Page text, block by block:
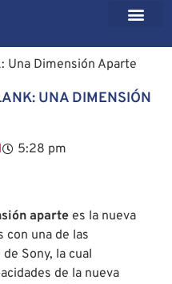
UNA DIMENSIÓN
5:28 pm
apartees la nueva
con una de las
Sony, la cual
de la nueva